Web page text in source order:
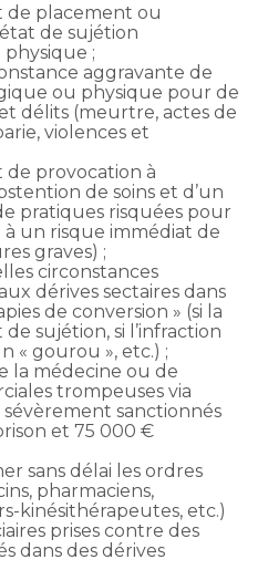
de placement ou
de sujétion
;
aggravante de
ou physique pour de
délits (meurtre, actes de
violences et
de provocation à
de soins et d’un
pratiques risquées pour
à un risque immédiat de
graves) ;
circonstances
dérives sectaires dans
de conversion » (si la
sujétion, si l’infraction
« gourou », etc.) ;
la médecine ou de
trompeuses via
sanctionnés
et 75 000 €
sans délai les ordres
pharmaciens,
kinésithérapeutes, etc.)
prises contre des
dans des dérives